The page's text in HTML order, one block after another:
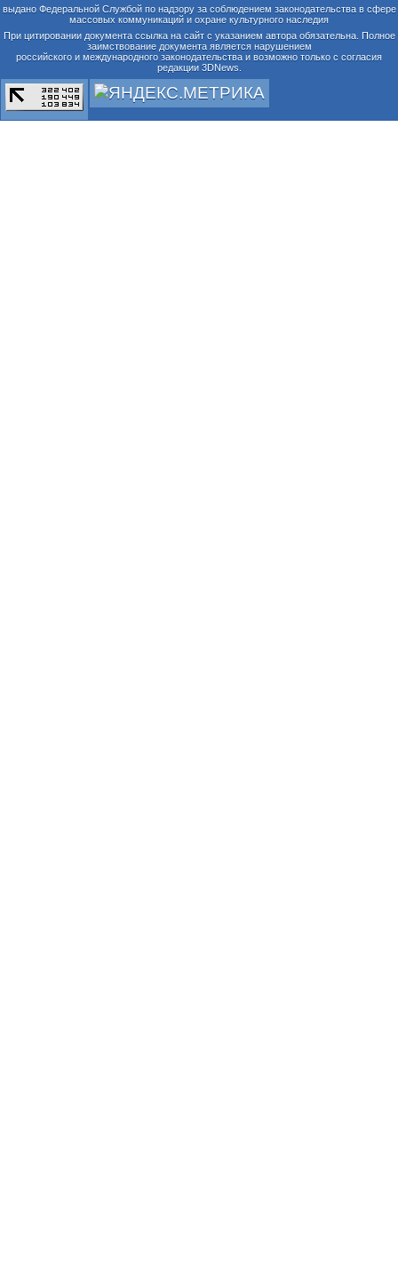
выдано Федеральной Службой по надзору за соблюдением законодательства в сфере
массовых коммуникаций и охране культурного наследия
При цитировании документа ссылка на сайт с указанием автора обязательна. Полное
заимствование документа является нарушением
российского и международного законодательства и возможно только с согласия
редакции 3DNews.